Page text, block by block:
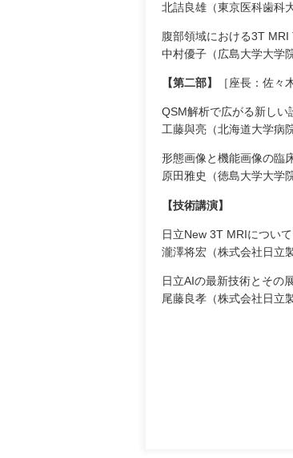
北詰良雄（東京医科歯科
腹部領域における3T
中村優子（広島大学大学
【第二部】 ［座長：佐々
QSM解析で広がる新しい
工藤與亮（北海道大学病
形態画像と機能画像の臨
原田雅史（徳島大学大学
【技術講演】
日立New 3T MRIについて
瀧澤将宏（株式会社日立
日立AIの最新技術とその
尾藤良孝（株式会社日立